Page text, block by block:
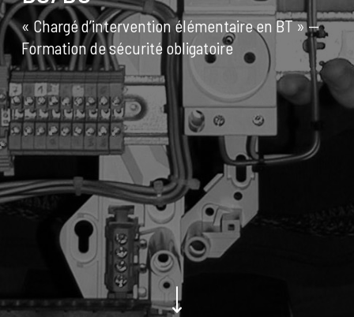
« Chargé d’intervention élémentaire en BT » —
Formation de sécurité obligatoire